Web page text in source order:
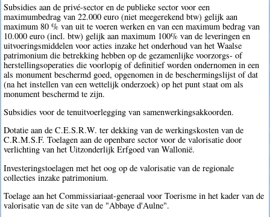
Subsidies aan de privé-sector en de publieke sector voor een
maximumbedrag van 22.000 euro (niet meegerekend btw) gelijk aan
maximum 80 % van uit te voeren werken en van een maximum bedrag van
10.000 euro (incl. btw) gelijk aan maximum 100% van de leveringen en
uitvoeringsmiddelen voor acties inzake het onderhoud van het Waalse
patrimonium die betrekking hebben op de gezamenlijke voorzorgs- of
herstellingsoperaties die voorlopig of definitief worden ondernomen in een
als monument beschermd goed, opgenomen in de beschermingslijst of dat
(na het instellen van een wettelijk onderzoek) op het punt staat om als
monument beschermd te zijn.
Subsidies voor de tenuitvoerlegging van samenwerkingsakkoorden.
Dotatie aan de C.E.S.R.W. ter dekking van de werkingskosten van de
C.R.M.S.F. Toelagen aan de openbare sector voor de valorisatie door
verlichting van het Uitzonderlijk Erfgoed van Wallonië.
Investeringstoelagen met het oog op de valorisatie van de regionale
collecties inzake patrimonium.
Toelage aan het Commissiariaat-generaal voor Toerisme in het kader van de
valorisatie van de site van de "Abbaye d'Aulne".